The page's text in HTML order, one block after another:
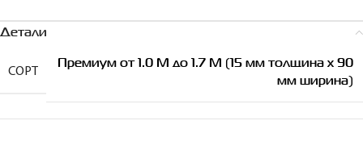
Детали
СОРТ
Премиум от 1.0 М до 1.7 М (15 мм толщина х 90
мм ширина)